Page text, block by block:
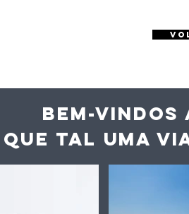
BEM-VINDOS
QUE TAL UMA